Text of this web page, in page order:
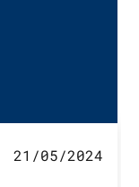
21/05/2024